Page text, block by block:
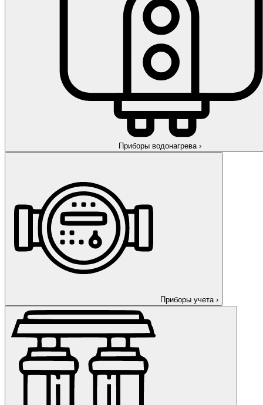
Приборы водонагрева ›
Приборы учета ›